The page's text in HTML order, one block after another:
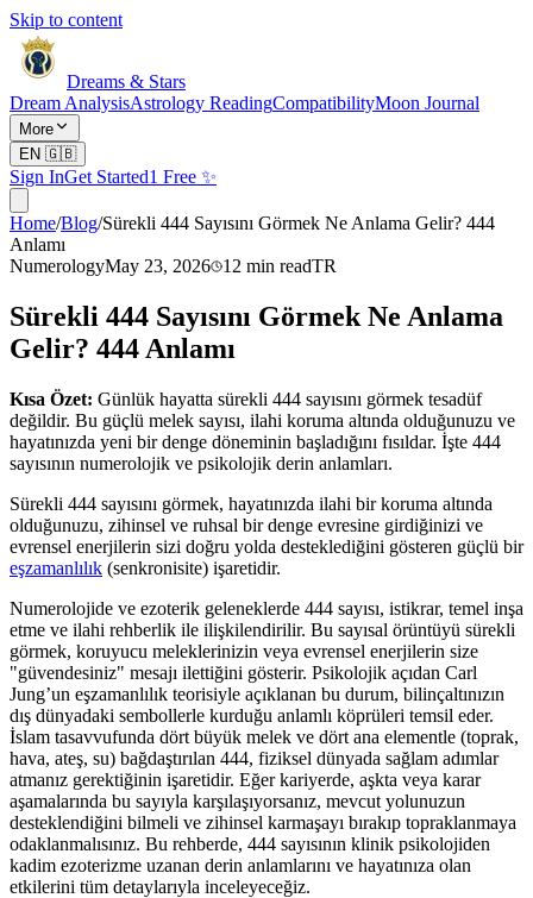
Skip to content
Dreams & Stars
Dream AnalysisAstrology ReadingCompatibilityMoon Journal
More
EN 🇬🇧
Sign InGet Started1 Free ✨
Home/Blog/Sürekli 444 Sayısını Görmek Ne Anlama Gelir? 444
Anlamı
NumerologyMay 23, 2026 12 min readTR
Sürekli 444 Sayısını Görmek Ne Anlama
Gelir? 444 Anlamı
Kısa Özet: Günlük hayatta sürekli 444 sayısını görmek tesadüf
değildir. Bu güçlü melek sayısı, ilahi koruma altında olduğunuzu ve
hayatınızda yeni bir denge döneminin başladığını fısıldar. İşte 444
sayısının numerolojik ve psikolojik derin anlamları.
Sürekli 444 sayısını görmek, hayatınızda ilahi bir koruma altında
olduğunuzu, zihinsel ve ruhsal bir denge evresine girdiğinizi ve
evrensel enerjilerin sizi doğru yolda desteklediğini gösteren güçlü bir
eşzamanlılık (senkronisite) işaretidir.
Numerolojide ve ezoterik geleneklerde 444 sayısı, istikrar, temel inşa
etme ve ilahi rehberlik ile ilişkilendirilir. Bu sayısal örüntüyü sürekli
görmek, koruyucu meleklerinizin veya evrensel enerjilerin size
"güvendesiniz" mesajı ilettiğini gösterir. Psikolojik açıdan Carl
Jung’un eşzamanlılık teorisiyle açıklanan bu durum, bilinçaltınızın
dış dünyadaki sembollerle kurduğu anlamlı köprüleri temsil eder.
İslam tasavvufunda dört büyük melek ve dört ana elementle (toprak,
hava, ateş, su) bağdaştırılan 444, fiziksel dünyada sağlam adımlar
atmanız gerektiğinin işaretidir. Eğer kariyerde, aşkta veya karar
aşamalarında bu sayıyla karşılaşıyorsanız, mevcut yolunuzun
desteklendiğini bilmeli ve zihinsel karmaşayı bırakıp topraklanmaya
odaklanmalısınız. Bu rehberde, 444 sayısının klinik psikolojiden
kadim ezoterizme uzanan derin anlamlarını ve hayatınıza olan
etkilerini tüm detaylarıyla inceleyeceğiz.